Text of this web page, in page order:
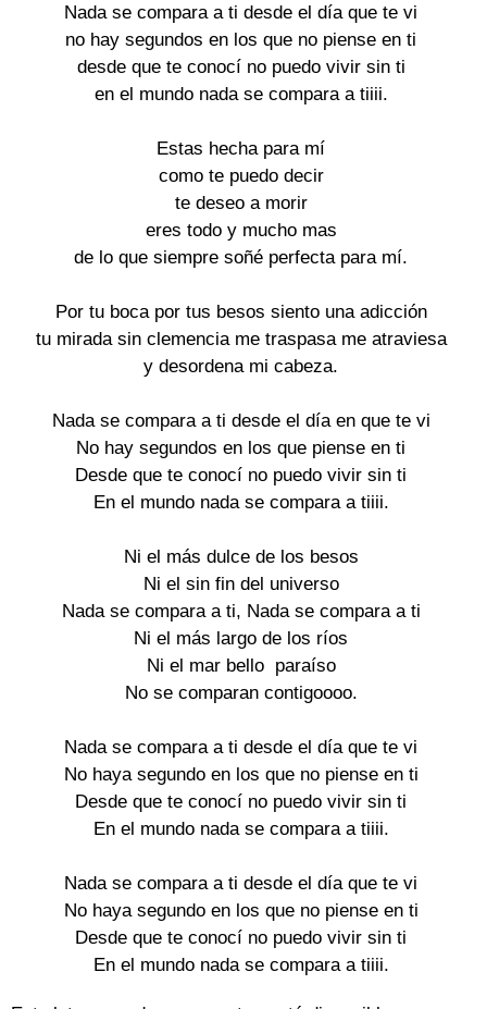
Nada se compara a ti desde el día que te vi
no hay segundos en los que no piense en ti
desde que te conocí no puedo vivir sin ti
en el mundo nada se compara a tiiii.
Estas hecha para mí
como te puedo decir
te deseo a morir
eres todo y mucho mas
de lo que siempre soñé perfecta para mí.
Por tu boca por tus besos siento una adicción
tu mirada sin clemencia me traspasa me atraviesa
y desordena mi cabeza.
Nada se compara a ti desde el día en que te vi
No hay segundos en los que piense en ti
Desde que te conocí no puedo vivir sin ti
En el mundo nada se compara a tiiii.
Ni el más dulce de los besos
Ni el sin fin del universo
Nada se compara a ti, Nada se compara a ti
Ni el más largo de los ríos
Ni el mar bello  paraíso
No se comparan contigoooo.
Nada se compara a ti desde el día que te vi
No haya segundo en los que no piense en ti
Desde que te conocí no puedo vivir sin ti
En el mundo nada se compara a tiiii.
Nada se compara a ti desde el día que te vi
No haya segundo en los que no piense en ti
Desde que te conocí no puedo vivir sin ti
En el mundo nada se compara a tiiii.